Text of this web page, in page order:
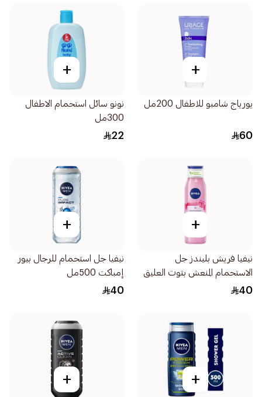
+
يورياج شامبو للاطفال 200مل
60
+
نونو سائل استحمام الاطفال
300مل
22
+
نيفيا فريش بليندز جل
الاستحمام المنعش بتوت العليق
والتوت البري وحليب اللوز
40
+
نيفيا جل استحمام للرجال بيور
إمباكت 500مل
40
+
+